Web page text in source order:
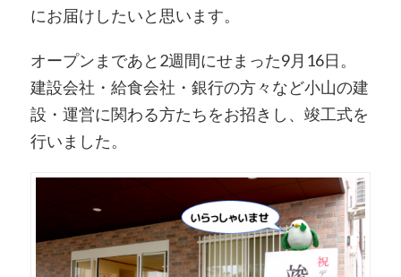
にお届けしたいと思います。
オープンまであと2週間にせまった9月16日。
建設会社・給食会社・銀行の方々など小山の建
設・運営に関わる方たちをお招きし、竣工式を
行いました。